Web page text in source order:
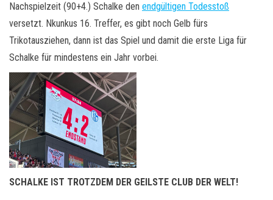
Nachspielzeit (90+4.) Schalke den endgültigen Todesstoß
versetzt. Nkunkus 16. Treffer, es gibt noch Gelb fürs
Trikotausziehen, dann ist das Spiel und damit die erste Liga für
Schalke für mindestens ein Jahr vorbei.
SCHALKE IST TROTZDEM DER GEILSTE CLUB DER WELT!